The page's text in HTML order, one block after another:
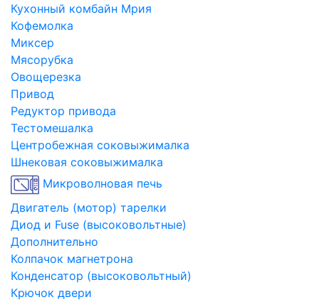
Кухонный комбайн Мрия
Кофемолка
Миксер
Мясорубка
Овощерезка
Привод
Редуктор привода
Тестомешалка
Центробежная соковыжималка
Шнековая соковыжималка
Микроволновая печь
Двигатель (мотор) тарелки
Диод и Fuse (высоковольтные)
Дополнительно
Колпачок магнетрона
Конденсатор (высоковольтный)
Крючок двери